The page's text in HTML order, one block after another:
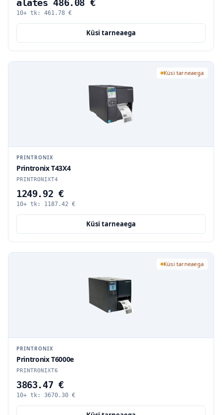
alates 486.08 €
10+ tk: 461.78 €
Küsi tarneaega
Küsi tarneaega
PRINTRONIX
Printronix T43X4
PRINTRONIXT4
1249.92 €
10+ tk: 1187.42 €
Küsi tarneaega
Küsi tarneaega
PRINTRONIX
Printronix T6000e
PRINTRONIXT6
3863.47 €
10+ tk: 3670.30 €